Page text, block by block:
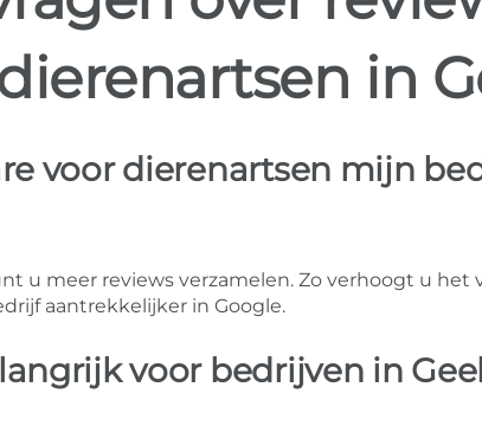
in
voor dierenartsen mijn
u meer reviews verzamelen. Zo verhoogt u het
aantrekkelijker in Google.
voor bedrijven in